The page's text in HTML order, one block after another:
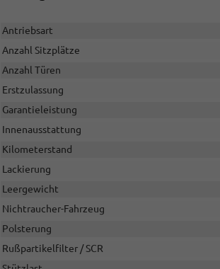
Antriebsart
Anzahl Sitzplätze
Anzahl Türen
Erstzulassung
Garantieleistung
Innenausstattung
Kilometerstand
Lackierung
Leergewicht
Nichtraucher-Fahrzeug
Polsterung
Rußpartikelfilter / SCR